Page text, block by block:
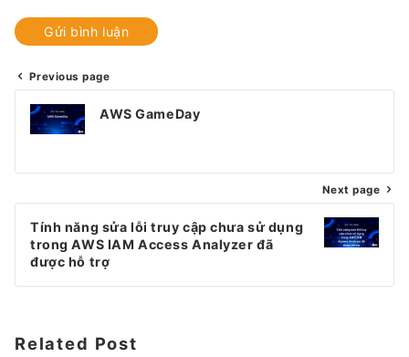
Điều
hướng
viết
Previous page
AWS GameDay
Next page
Tính năng sửa lỗi truy cập chưa sử dụng
trong AWS IAM Access Analyzer đã
được hỗ trợ
Related Post